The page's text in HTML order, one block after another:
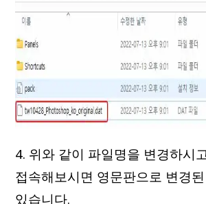
4. 위와 같이 파일명을 변경하시
접속해보시면 영문판으로 변경
있습니다.